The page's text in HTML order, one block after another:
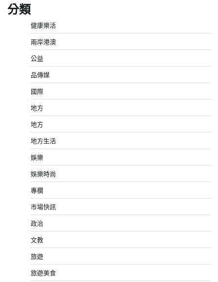
分類
健康樂活
兩岸港澳
公益
品傳媒
國際
地方
地方
地方生活
娛樂
娛樂時尚
專欄
市場快訊
政治
文教
旅遊
旅遊美食